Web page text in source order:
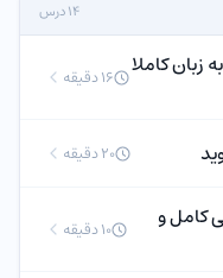
14 درس
کاملا 16 دقیقه
20 دقیقه
کامل و 10 دقیقه